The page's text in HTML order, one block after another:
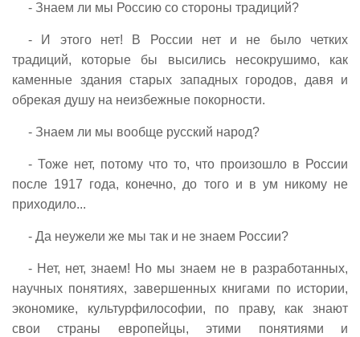
- Знаем ли мы Россию со стороны традиций?
- И этого нет! В России нет и не было четких
традиций, которые бы высились несокрушимо, как
каменные здания старых западных городов, давя и
обрекая душу на неизбежные покорности.
- Знаем ли мы вообще русский народ?
- Тоже нет, потому что то, что произошло в России
после 1917 года, конечно, до того и в ум никому не
приходило...
- Да неужели же мы так и не знаем России?
- Нет, нет, знаем! Но мы знаем не в разработанных,
научных понятиях, завершенных книгами по истории,
экономике, культурфилософии, по праву, как знают
свои страны европейцы, этими понятиями и